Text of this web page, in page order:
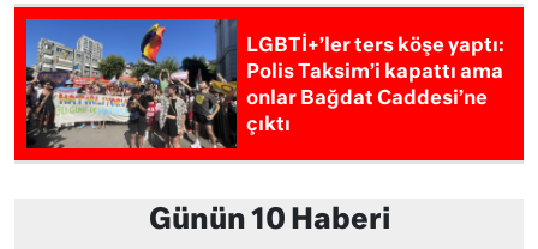
LGBTİ+’ler ters köşe yaptı:
Polis Taksim’i kapattı ama
onlar Bağdat Caddesi’ne
çıktı
Günün 10 Haberi